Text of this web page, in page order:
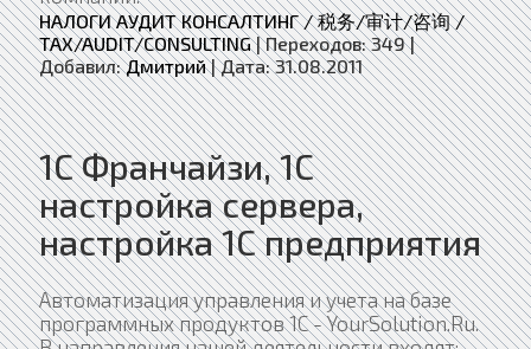
НАЛОГИ АУДИТ КОНСАЛТИНГ / 税务/审计/咨询 /
TAX/AUDIT/CONSULTING|Переходов: 349 |
Добавил: Дмитрий |Дата: 31.08.2011
1C Франчайзи, 1C
настройка сервера,
настройка 1C предприятия
Автоматизация управления и учета на базе
программных продуктов 1С - YourSolution.Ru.